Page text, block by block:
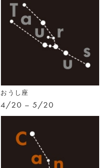
おうし座
4/20 – 5/20